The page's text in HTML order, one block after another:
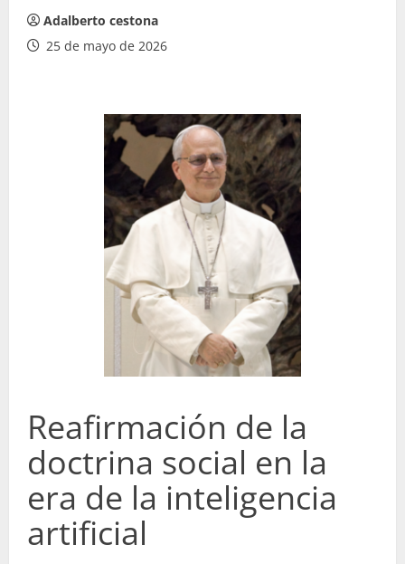
Adalberto cestona
25 de mayo de 2026
Reafirmación de la
doctrina social en la
era de la inteligencia
artificial